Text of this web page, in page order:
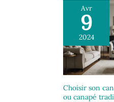
Avr
9
2024
Choisir son
ou canapé